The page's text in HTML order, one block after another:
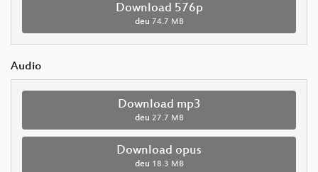
Download 576p
deu 74.7 MB
Audio
Download mp3
deu 27.7 MB
Download opus
deu 18.3 MB